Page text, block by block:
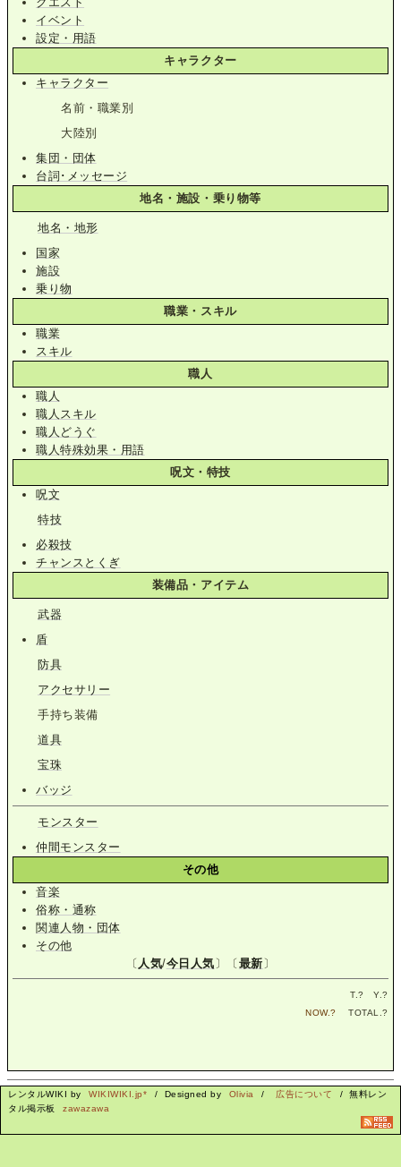
イベント
設定・用語
キャラクター
キャラクター
名前・職業別
大陸別
集団・団体
台詞･メッセージ
地名・施設・乗り物等
地名・地形
国家
施設
乗り物
職業・スキル
職業
スキル
職人
職人
職人スキル
職人どうぐ
職人特殊効果・用語
呪文・特技
呪文
特技
必殺技
チャンスとくぎ
装備品・アイテム
武器
盾
防具
アクセサリー
手持ち装備
道具
宝珠
バッジ
モンスター
仲間モンスター
その他
音楽
俗称・通称
関連人物・団体
その他
〔 人気/今日人気 〕〔 最新 〕
T.? Y.?
NOW.? TOTAL.?
レンタルWIKI by WIKIWIKI.jp* / Designed by Olivia / 広告について
/ 無料レン
タル掲示板
zawazawa